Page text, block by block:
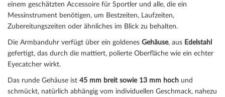
einem geschätzten Accessoire für Sportler und alle, die ein
Messinstrument benötigen, um Bestzeiten, Laufzeiten,
Zubereitungszeiten oder ähnliches im Blick zu behalten.
Die Armbanduhr verfügt über ein goldenes Gehäuse, aus Edelstahl
gefertigt, das durch die mattiert, polierte Oberfläche wie ein echter
Eyecatcher wirkt.
Das runde Gehäuse ist 45 mm breit sowie 13 mm hoch und
schmückt, natürlich abhängig vom individuellen Geschmack, nahezu